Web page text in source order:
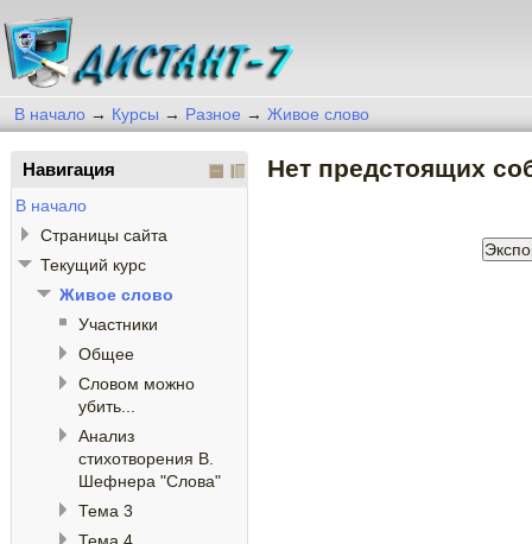
В начало → Курсы → Разное → Живое слово
Нет предстоящих
Навигация
В начало
Страницы сайта
Текущий курс
Живое слово
Участники
Общее
Словом можно
убить...
Анализ
стихотворения В.
Шефнера "Слова"
Тема 3